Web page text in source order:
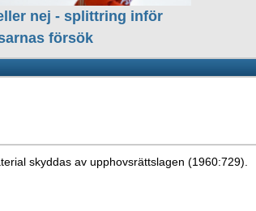
nej - splittring inför
försök
skyddas av upphovsrättslagen (1960:729).